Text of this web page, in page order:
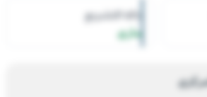
حالة التشريع
ساري